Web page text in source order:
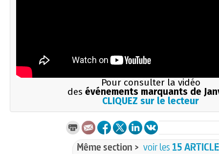
Pour consulter la vidéo
des événements marquants de
CLIQUEZ sur le lecteur
Même section > voir les 15